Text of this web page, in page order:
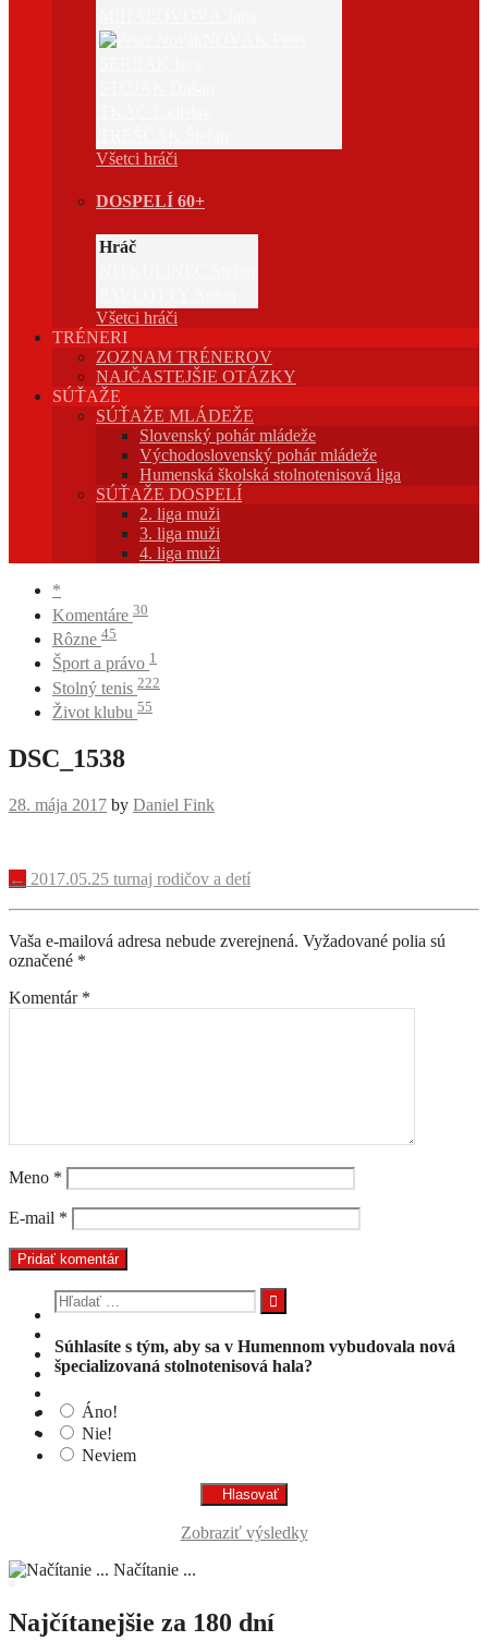
Všetci hráči
DOSPELÍ 60+
Hráč
Všetci hráči
TRÉNERI
ZOZNAM TRÉNEROV
NAJČASTEJŠIE OTÁZKY
SÚŤAŽE
SÚŤAŽE MLÁDEŽE
Slovenský pohár mládeže
Východoslovenský pohár mládeže
Humenská školská stolnotenisová liga
SÚŤAŽE DOSPELÍ
2. liga muži
3. liga muži
4. liga muži
*
Komentáre 30
Rôzne 45
Šport a právo 1
Stolný tenis 222
Život klubu 55
DSC_1538
28. mája 2017 by Daniel Fink
Navigácia
príspevku
← 2017.05.25 turnaj rodičov a detí
Vaša e-mailová adresa nebude zverejnená. Vyžadované polia sú
označené *
Komentár *
Meno *
E-mail *
Hľadať:
Súhlasíte s tým, aby sa v Humennom vybudovala nová
špecializovaná stolnotenisová hala?
Áno!
Nie!
Neviem
Zobraziť výsledky
Načítanie ...
Najčítanejšie za 180 dní